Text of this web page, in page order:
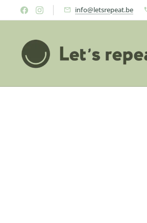
info@letsrepeat.be